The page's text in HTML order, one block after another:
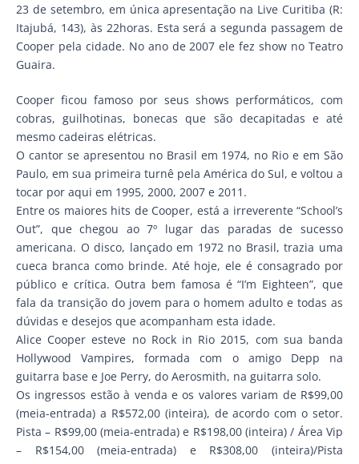
23 de setembro, em única apresentação na Live Curitiba (R:
Itajubá, 143), às 22horas. Esta será a segunda passagem de
Cooper pela cidade. No ano de 2007 ele fez show no Teatro
Guaira.
Cooper ficou famoso por seus shows performáticos, com
cobras, guilhotinas, bonecas que são decapitadas e até
mesmo cadeiras elétricas.
O cantor se apresentou no Brasil em 1974, no Rio e em São
Paulo, em sua primeira turnê pela América do Sul, e voltou a
tocar por aqui em 1995, 2000, 2007 e 2011.
Entre os maiores hits de Cooper, está a irreverente “School’s
Out”, que chegou ao 7º lugar das paradas de sucesso
americana. O disco, lançado em 1972 no Brasil, trazia uma
cueca branca como brinde. Até hoje, ele é consagrado por
público e crítica. Outra bem famosa é “I’m Eighteen”, que
fala da transição do jovem para o homem adulto e todas as
dúvidas e desejos que acompanham esta idade.
Alice Cooper esteve no Rock in Rio 2015, com sua banda
Hollywood Vampires, formada com o amigo Depp na
guitarra base e Joe Perry, do Aerosmith, na guitarra solo.
Os ingressos estão à venda e os valores variam de R$99,00
(meia-entrada) a R$572,00 (inteira), de acordo com o setor.
Pista – R$99,00 (meia-entrada) e R$198,00 (inteira) / Área Vip
– R$154,00 (meia-entrada) e R$308,00 (inteira)/Pista